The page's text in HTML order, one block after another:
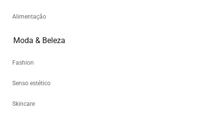
Alimentação
Moda & Beleza
Fashion
Senso estético
Skincare